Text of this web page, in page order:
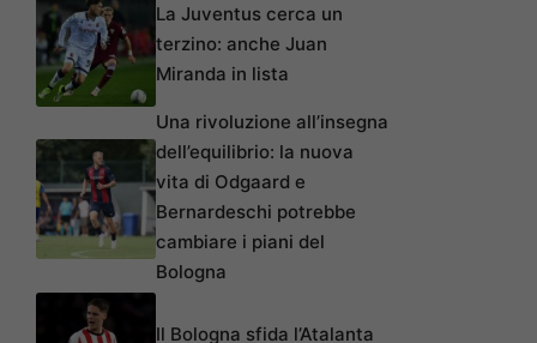
La Juventus cerca un
terzino: anche Juan
Miranda in lista
Una rivoluzione all’insegna
dell’equilibrio: la nuova
vita di Odgaard e
Bernardeschi potrebbe
cambiare i piani del
Bologna
Il Bologna sfida l’Atalanta